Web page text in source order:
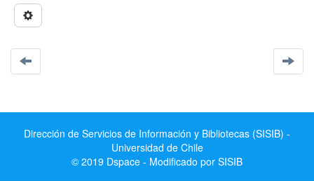
Dirección de Servicios de Información y Bibliotecas (SISIB) -
Universidad de Chile
© 2019 Dspace - Modificado por SISIB